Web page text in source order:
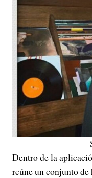
Dentro de la
reúne un conjunto